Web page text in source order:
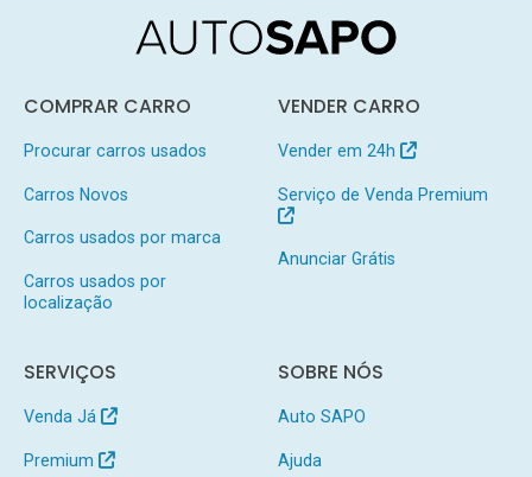
COMPRAR CARRO
Procurar carros usados
Carros Novos
Carros usados por marca
Carros usados por
localização
VENDER CARRO
Vender em 24h
Serviço de Venda Premium
Anunciar Grátis
SERVIÇOS
Venda Já
Premium
SOBRE NÓS
Auto SAPO
Ajuda